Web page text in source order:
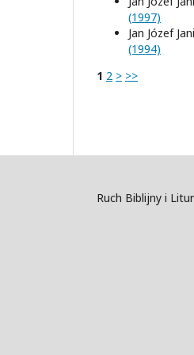
(1997)
Jan Józef
(1994)
1 2 > >>
Ruch Biblijny i